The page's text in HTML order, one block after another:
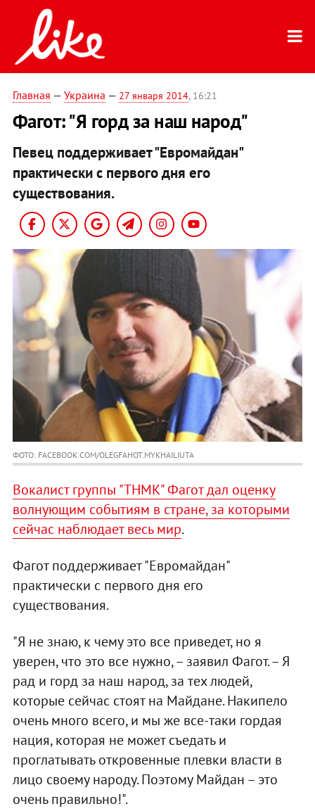
Главная — Украина — 27 января 2014, 16:21
Фагот: "Я горд за наш народ"
Певец поддерживает "Евромайдан"
практически с первого дня его
существования.
ФОТО: FACEBOOK.COM/OLEGFAHOT.MYKHAILIUTA
Вокалист группы "ТНМК" Фагот дал оценку
волнующим событиям в стране, за которыми
сейчас наблюдает весь мир.
Фагот поддерживает "Евромайдан"
практически с первого дня его
существования.
"Я не знаю, к чему это все приведет, но я
уверен, что это все нужно, – заявил Фагот. – Я
рад и горд за наш народ, за тех людей,
которые сейчас стоят на Майдане. Накипело
очень много всего, и мы же все-таки гордая
нация, которая не может съедать и
проглатывать откровенные плевки власти в
лицо своему народу. Поэтому Майдан – это
очень правильно!".